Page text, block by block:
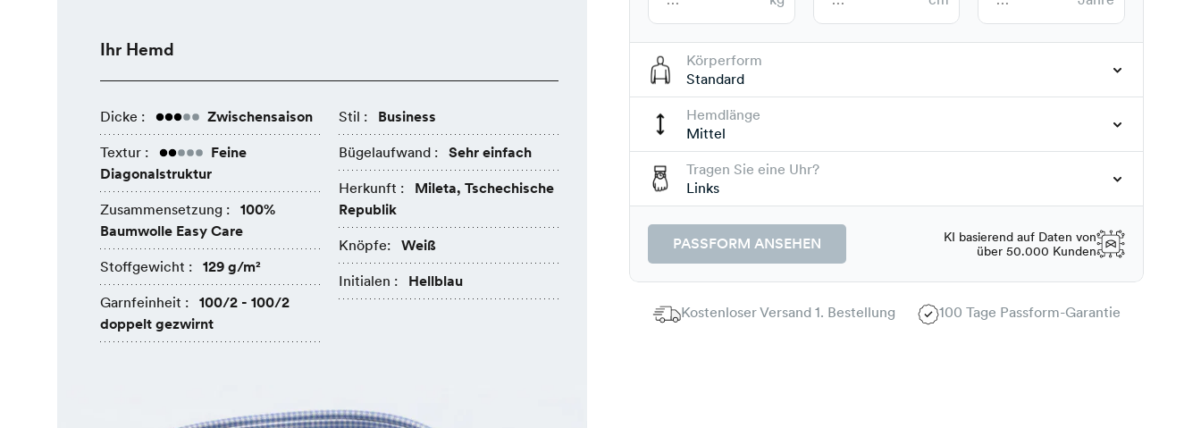
Ihr Hemd
Dicke : Zwischensaison
Textur :
Feine
Diagonalstruktur
Zusammensetzung :
100%
Baumwolle Easy Care
Stoffgewicht : 129 g/m²
Garnfeinheit :
100/2 - 100/2
doppelt gezwirnt
Stil : Business
Bügelaufwand : Sehr einfach
Herkunft :
Mileta, Tschechische
Republik
Knöpfe: Weiß
Initialen : Hellblau
Körperform
Standard
Hemdlänge
Mittel
Tragen Sie eine Uhr?
Links
PASSFORM ANSEHEN
KI basierend auf Daten von
über 50.000 Kunden
Kostenloser Versand 1. Bestellung 100 Tage Passform-Garantie